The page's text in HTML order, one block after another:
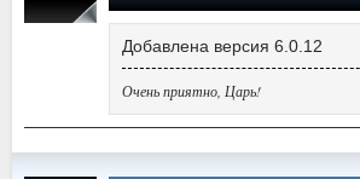
Добавлена версия 6.0.12
Очень приятно, Царь!